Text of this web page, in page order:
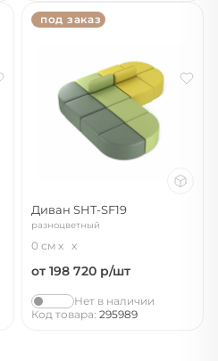
под заказ
Диван SHT-SF19
разноцветный
0 см
от 198 720 р/шт
Нет в наличии
Код товара: 295989